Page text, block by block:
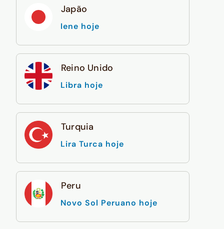
Japão
Iene hoje
Reino Unido
Libra hoje
Turquia
Lira Turca hoje
Peru
Novo Sol Peruano hoje